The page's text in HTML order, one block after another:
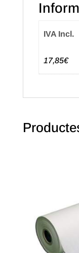
Rosa
IVA Incl.
17,85€